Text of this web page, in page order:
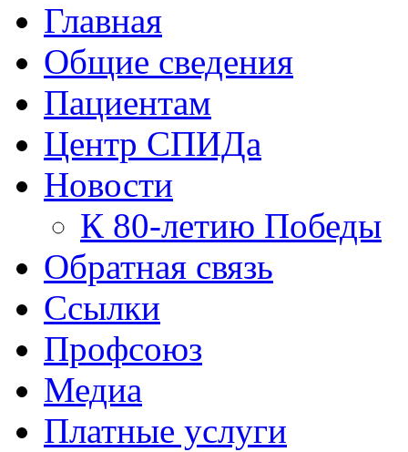
Главная
Общие сведения
Пациентам
Центр СПИДа
Новости
К 80-летию Победы
Обратная связь
Ссылки
Профсоюз
Медиа
Платные услуги